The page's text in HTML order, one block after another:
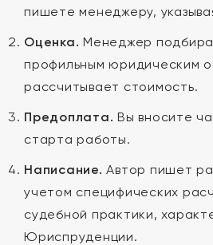
пишете менеджеру,
Оценка. Менеджер
профильным юридическим
рассчитывает стоимость.
Предоплата. Вы вносите
старта работы.
Написание. Автор пишет
учетом специфических
судебной практики,
Юриспруденции.